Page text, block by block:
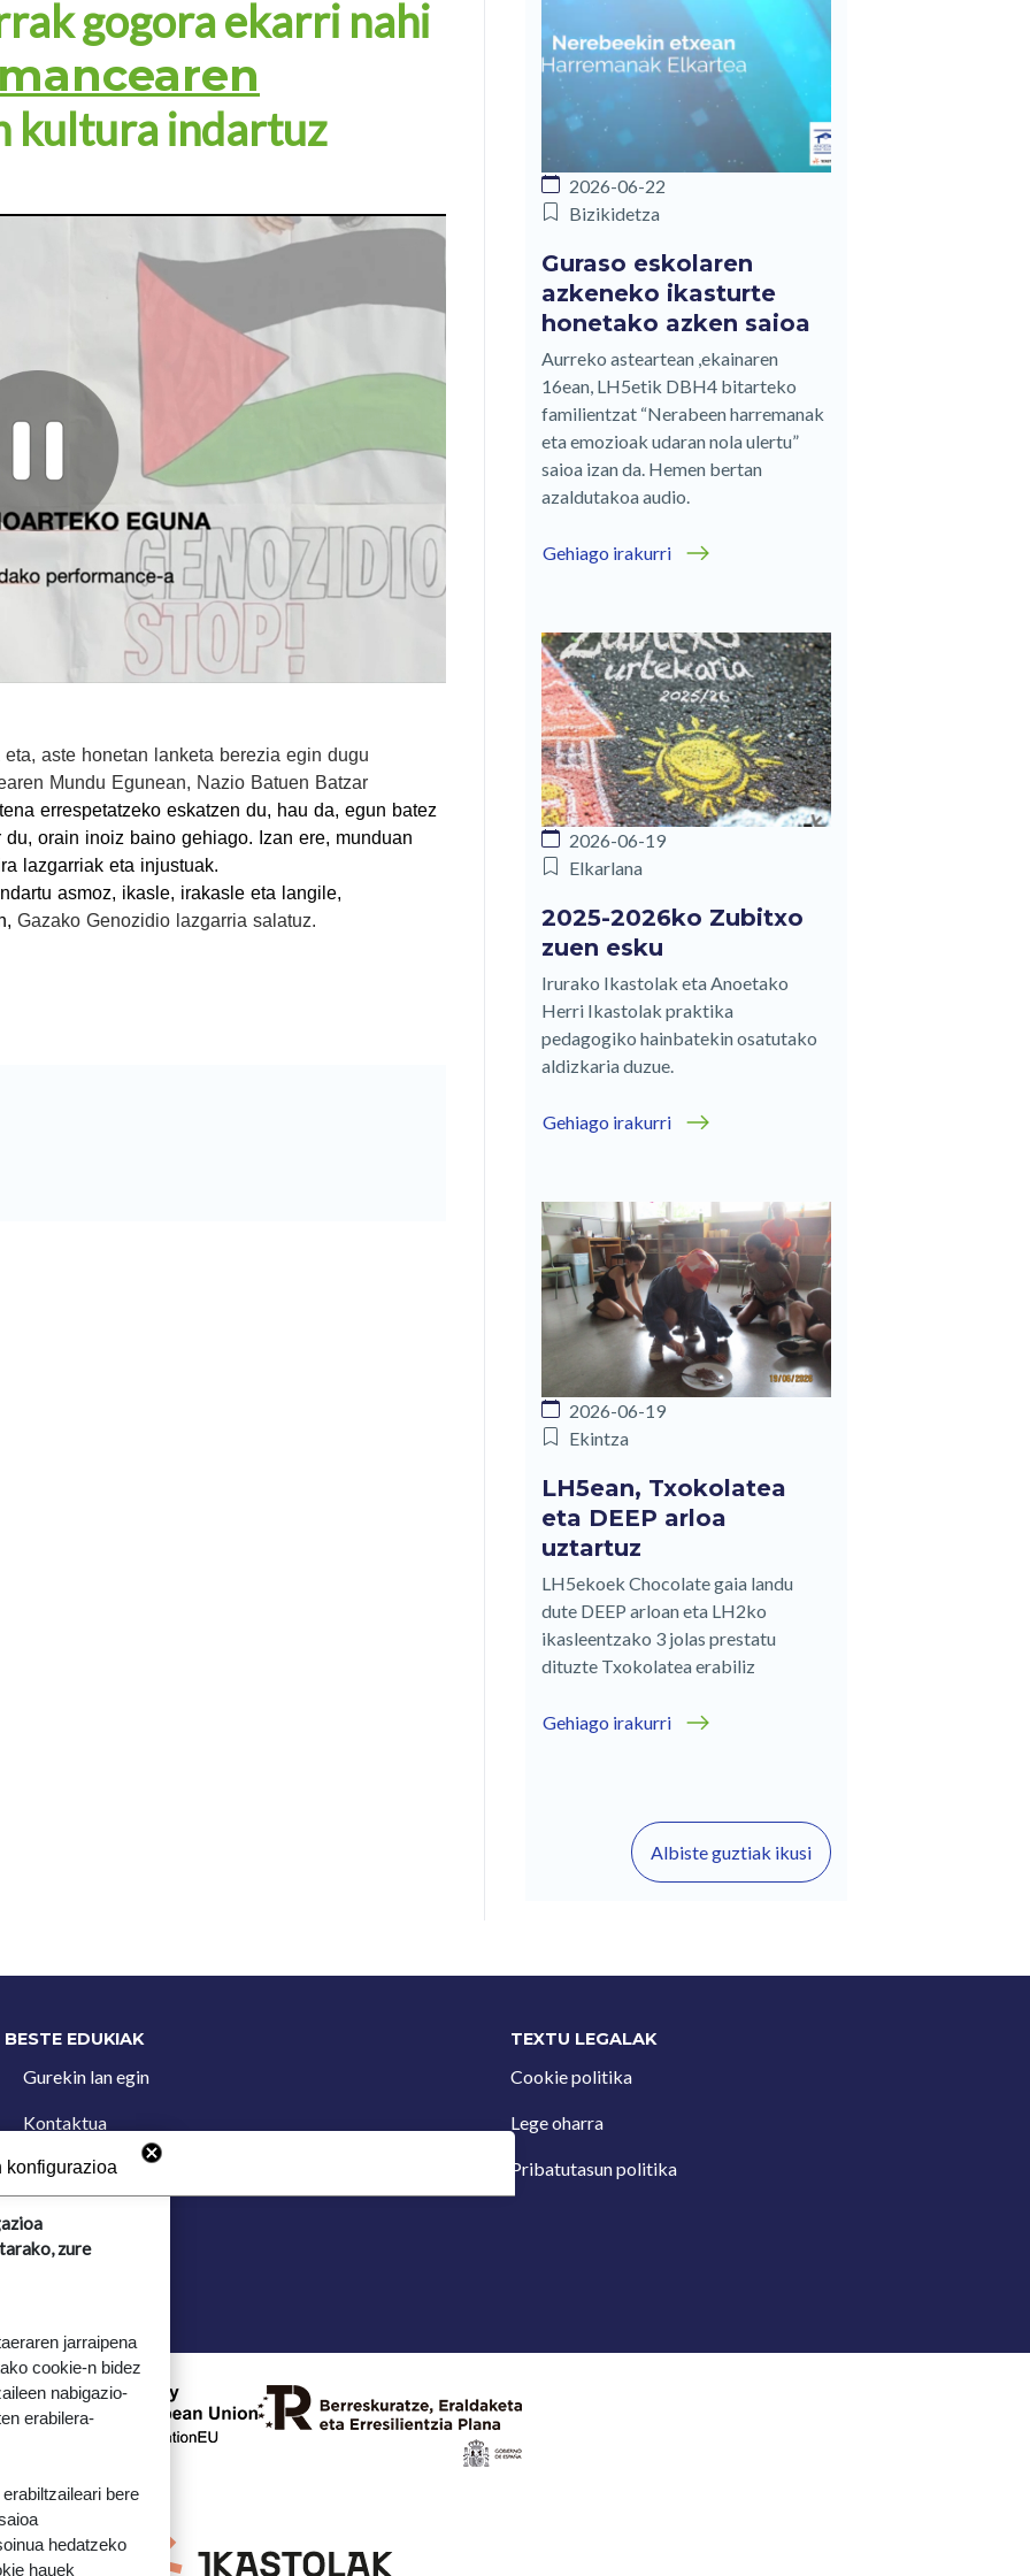
gogora ekarri nahi
kultura indartuz
eta, aste honetan lanketa berezia egin dugu
Mundu Egunean, Nazio Batuen Batzar
errespetatzeko eskatzen du, hau da, egun batez
orain inoiz baino gehiago. Izan ere, munduan
lazgarriak eta injustuak.
asmoz, ikasle, irakasle eta langile,
Gazako Genozidio lazgarria salatuz.
2026-06-22
Bizikidetza
Guraso eskolaren
azkeneko ikasturte
honetako azken saioa
Aurreko asteartean ,ekainaren
16ean, LH5etik DBH4 bitarteko
familientzat “Nerabeen harremanak
eta emozioak udaran nola ulertu”
saioa izan da. Hemen bertan
azaldutakoa audio.
Gehiago irakurri
2026-06-19
Elkarlana
2025-2026ko Zubitxo
zuen esku
Irurako Ikastolak eta Anoetako
Herri Ikastolak praktika
pedagogiko hainbatekin osatutako
aldizkaria duzue.
Gehiago irakurri
2026-06-19
Ekintza
LH5ean, Txokolatea
eta DEEP arloa
uztartuz
LH5ekoek Chocolate gaia landu
dute DEEP arloan eta LH2ko
ikasleentzako 3 jolas prestatu
dituzte Txokolatea erabiliz
Gehiago irakurri
Albiste guztiak ikusi
BESTE EDUKIAK
Gurekin lan egin
Kontaktua
Iradokizun postontzia
TEXTU LEGALAK
Cookie politika
Lege oharra
Pribatutasun politika
konfigurazioa
zure
jarraipena
cookie-n bidez
nabigazio-
erabilera-
bere
hedatzeko
hauek